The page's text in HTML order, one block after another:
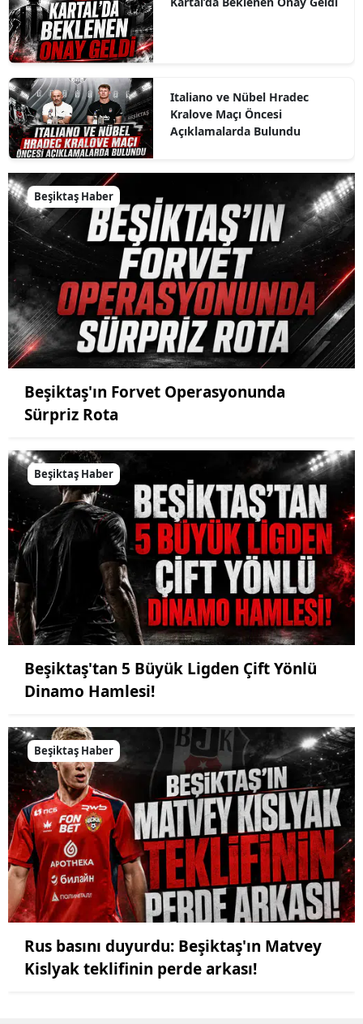
Italiano ve Nübel Hradec
Kralove Maçı Öncesi
Açıklamalarda Bulundu
Beşiktaş Haber
Beşiktaş'ın Forvet Operasyonunda
Sürpriz Rota
Beşiktaş Haber
Beşiktaş'tan 5 Büyük Ligden Çift Yönlü
Dinamo Hamlesi!
Beşiktaş Haber
Rus basını duyurdu: Beşiktaş'ın Matvey
Kislyak teklifinin perde arkası!